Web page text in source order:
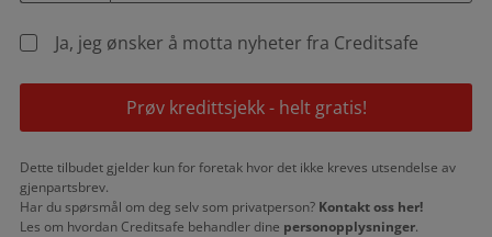
Ja, jeg ønsker å motta nyheter fra Creditsafe
Prøv kredittsjekk - helt gratis!
Dette tilbudet gjelder kun for foretak hvor det ikke kreves utsendelse av
gjenpartsbrev.
Har du spørsmål om deg selv som privatperson? Kontakt oss her!
Les om hvordan Creditsafe behandler dine personopplysninger.